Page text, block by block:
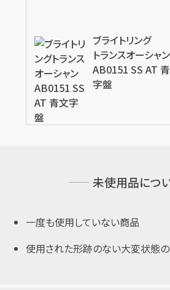
ブライトリング
トランスオーシャン
AB0151 SS AT
字盤
未使用品につ
一度も使用していない商品
使用された形跡のない大変状態